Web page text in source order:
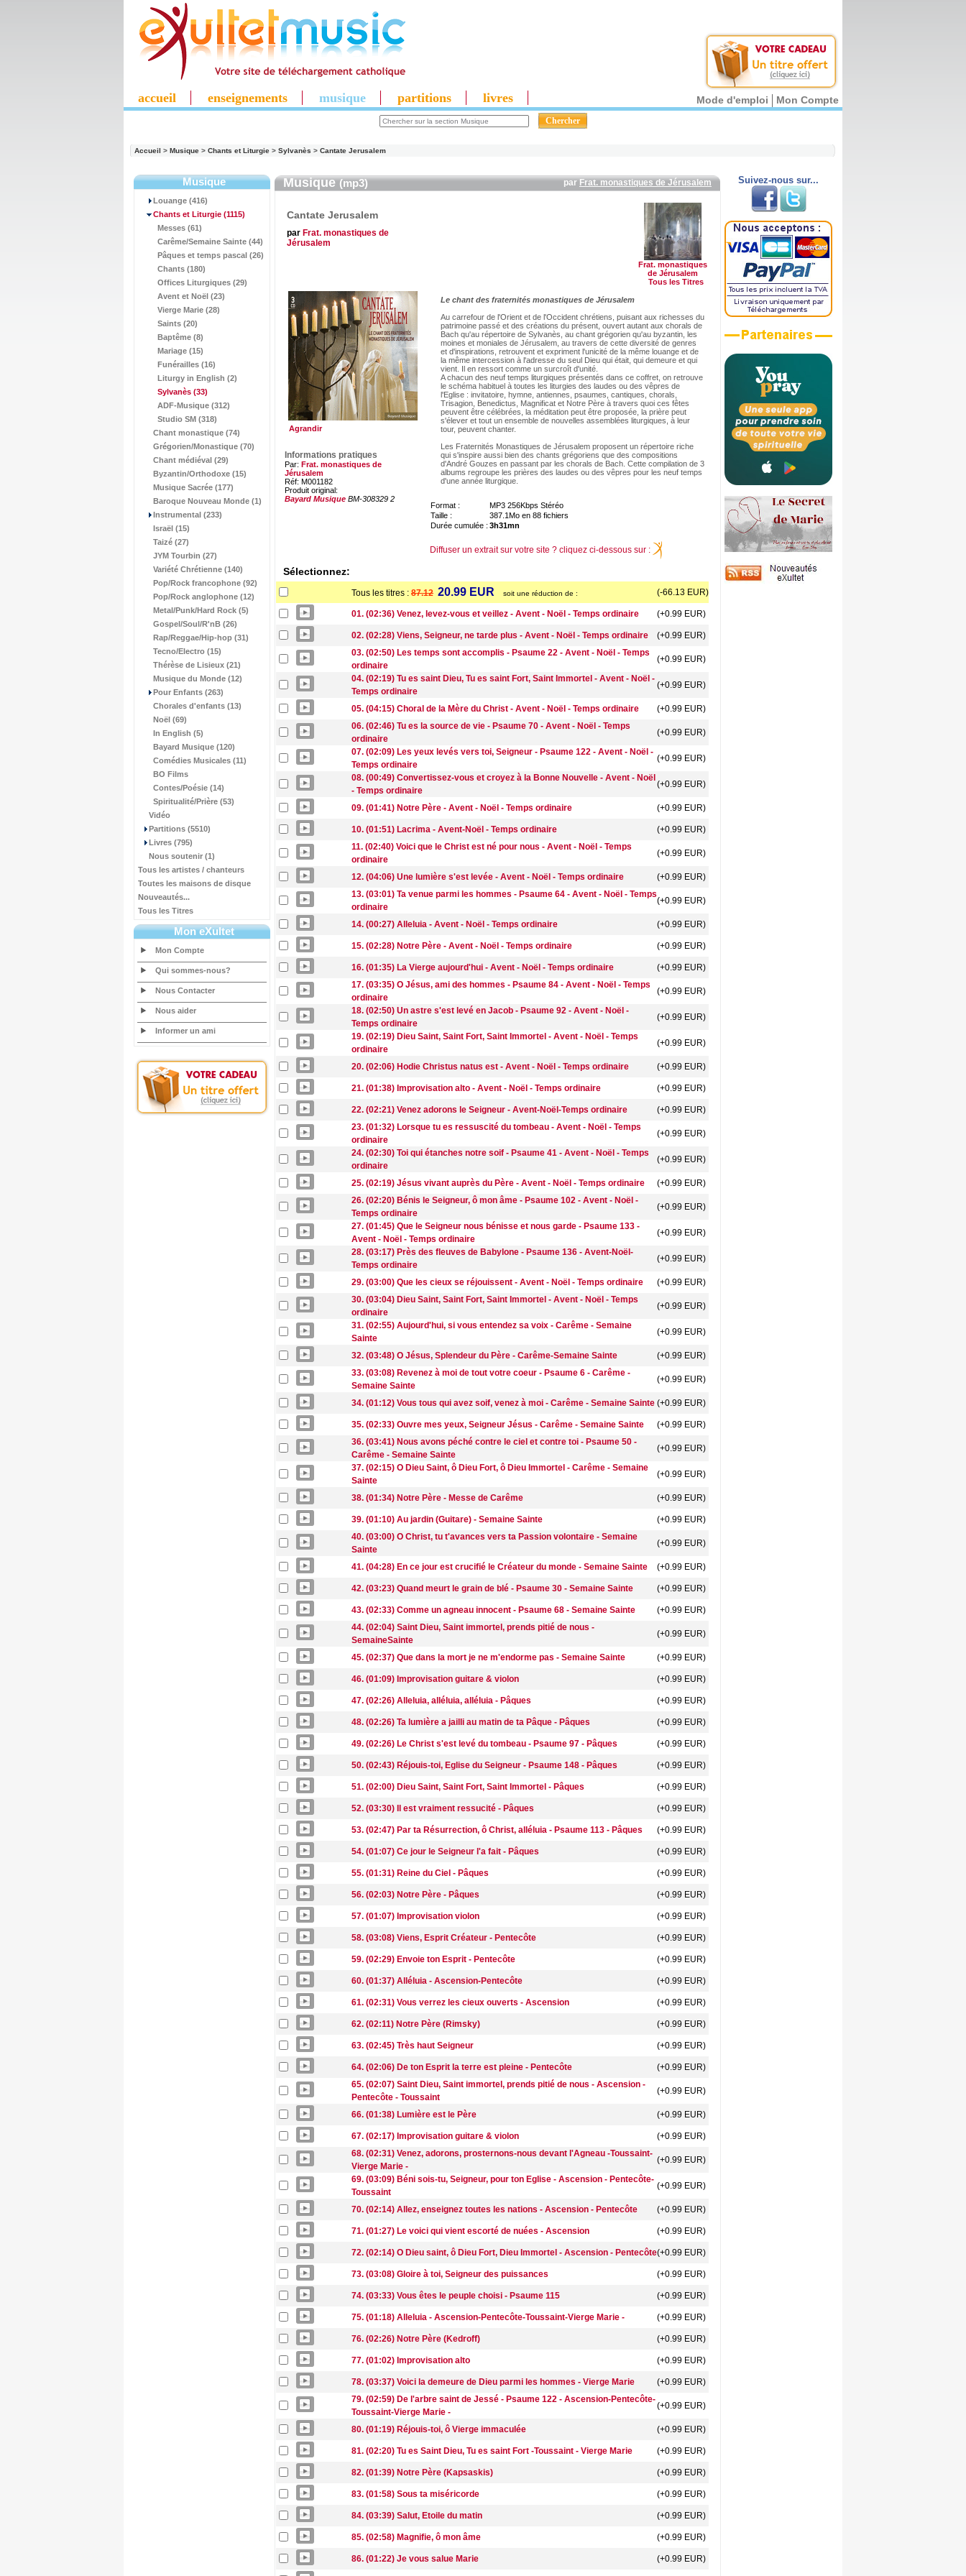
accueil enseignements musique partitions livres Mode d'emploi Mon Compte
Accueil > Musique > Chants et Liturgie > Sylvanès > Cantate Jerusalem
Musique
Louange (416)
Chants et Liturgie (1115)
Messes (61)
Carême/Semaine Sainte (44)
Pâques et temps pascal (26)
Chants (180)
Offices Liturgiques (29)
Avent et Noël (23)
Vierge Marie (28)
Saints (20)
Baptême (8)
Mariage (15)
Funérailles (16)
Liturgy in English (2)
Sylvanès (33)
ADF-Musique (312)
Studio SM (318)
Chant monastique (74)
Grégorien/Monastique (70)
Chant médiéval (29)
Byzantin/Orthodoxe (15)
Musique Sacrée (177)
Baroque Nouveau Monde (1)
Instrumental (233)
Israël (15)
Taizé (27)
JYM Tourbin (27)
Variété Chrétienne (140)
Pop/Rock francophone (92)
Pop/Rock anglophone (12)
Metal/Punk/Hard Rock (5)
Gospel/Soul/R'nB (26)
Rap/Reggae/Hip-hop (31)
Tecno/Electro (15)
Thérèse de Lisieux (21)
Musique du Monde (12)
Pour Enfants (263)
Chorales d'enfants (13)
Noël (69)
In English (5)
Bayard Musique (120)
Comédies Musicales (11)
BO Films
Contes/Poésie (14)
Spiritualité/Prière (53)
Vidéo
Partitions (5510)
Livres (795)
Nous soutenir (1)
Tous les artistes / chanteurs
Toutes les maisons de disque
Nouveautés...
Tous les Titres
Mon eXultet
Mon Compte
Qui sommes-nous?
Nous Contacter
Nous aider
Informer un ami
Musique(mp3) par Frat. monastiques de Jérusalem
Cantate Jerusalem
par Frat. monastiques de
Jérusalem
Frat. monastiques
de Jérusalem
Tous les Titres
Agrandir
Informations pratiques
Par: Frat. monastiques de
Jérusalem
Réf: M001182
Produit original:
Bayard Musique BM-308329 2
Le chant des fraternités monastiques de Jérusalem
Au carrefour de l'Orient et de l'Occident chrétiens, puisant aux richesses du
patrimoine passé et des créations du présent, ouvert autant aux chorals de
Bach qu'au répertoire de Sylvanès, au chant grégorien qu'au byzantin, les
moines et moniales de Jérusalem, au travers de cette diversité de genres
et d'inspirations, retrouvent et expriment l'unicité de la même louange et de
la même intercession à l'adresse du seul Dieu qui était, qui demeure et qui
vient. Il en ressort comme un surcroît d'unité.
A chacun des neuf temps liturgiques présentés dans ce coffret, on retrouve
le schéma habituel à toutes les liturgies des laudes ou des vêpres de
l'Eglise : invitatoire, hymne, antiennes, psaumes, cantiques, chorals,
Trisagion, Benedictus, Magnificat et Notre Père à travers quoi ces fêtes
peuvent être célébrées, la méditation peut être proposée, la prière peut
s'élever et tout un ensemble de nouvelles assemblées liturgiques, à leur
tour, peuvent chanter.
Les Fraternités Monastiques de Jérusalem proposent un répertoire riche
qui s'inspire aussi bien des chants grégoriens que des compositions
d'André Gouzes en passant par les chorals de Bach. Cette compilation de 3
albums regroupe les prières des laudes ou des vêpres pour les neuf temps
d'une année liturgique.
Format :
MP3 256Kbps Stéréo
Taille :
387.1Mo en 88 fichiers
Durée cumulée : 3h31mn
Diffuser un extrait sur votre site ? cliquez ci-dessous sur :
Sélectionnez:
Tous les titres : 87.12 20.99 EUR soit une réduction de : (-66.13 EUR)
01. (02:36) Venez, levez-vous et veillez - Avent - Noël - Temps ordinaire (+0.99 EUR)
02. (02:28) Viens, Seigneur, ne tarde plus - Avent - Noël - Temps ordinaire
(+0.99 EUR)
03. (02:50) Les temps sont accomplis - Psaume 22 - Avent - Noël - Temps
ordinaire
(+0.99 EUR)
04. (02:19) Tu es saint Dieu, Tu es saint Fort, Saint Immortel - Avent - Noël -
Temps ordinaire
(+0.99 EUR)
05. (04:15) Choral de la Mère du Christ - Avent - Noël - Temps ordinaire
(+0.99 EUR)
06. (02:46) Tu es la source de vie - Psaume 70 - Avent - Noël - Temps
ordinaire
(+0.99 EUR)
07. (02:09) Les yeux levés vers toi, Seigneur - Psaume 122 - Avent - Noël -
Temps ordinaire
(+0.99 EUR)
08. (00:49) Convertissez-vous et croyez à la Bonne Nouvelle - Avent - Noël
- Temps ordinaire
(+0.99 EUR)
09. (01:41) Notre Père - Avent - Noël - Temps ordinaire (+0.99 EUR)
10. (01:51) Lacrima - Avent-Noël - Temps ordinaire
(+0.99 EUR)
11. (02:40) Voici que le Christ est né pour nous - Avent - Noël - Temps
ordinaire
(+0.99 EUR)
12. (04:06) Une lumière s'est levée - Avent - Noël - Temps ordinaire
(+0.99 EUR)
13. (03:01) Ta venue parmi les hommes - Psaume 64 - Avent - Noël - Temps
ordinaire
(+0.99 EUR)
14. (00:27) Alleluia - Avent - Noël - Temps ordinaire (+0.99 EUR)
15. (02:28) Notre Père - Avent - Noël - Temps ordinaire (+0.99 EUR)
16. (01:35) La Vierge aujourd'hui - Avent - Noël - Temps ordinaire
(+0.99 EUR)
17. (03:35) O Jésus, ami des hommes - Psaume 84 - Avent - Noël - Temps
ordinaire
(+0.99 EUR)
18. (02:50) Un astre s'est levé en Jacob - Psaume 92 - Avent - Noël -
Temps ordinaire
(+0.99 EUR)
19. (02:19) Dieu Saint, Saint Fort, Saint Immortel - Avent - Noël - Temps
ordinaire
(+0.99 EUR)
20. (02:06) Hodie Christus natus est - Avent - Noël - Temps ordinaire (+0.99 EUR)
21. (01:38) Improvisation alto - Avent - Noël - Temps ordinaire (+0.99 EUR)
22. (02:21) Venez adorons le Seigneur - Avent-Noël-Temps ordinaire
(+0.99 EUR)
23. (01:32) Lorsque tu es ressuscité du tombeau - Avent - Noël - Temps
ordinaire
(+0.99 EUR)
24. (02:30) Toi qui étanches notre soif - Psaume 41 - Avent - Noël - Temps
ordinaire
(+0.99 EUR)
25. (02:19) Jésus vivant auprès du Père - Avent - Noël - Temps ordinaire
(+0.99 EUR)
26. (02:20) Bénis le Seigneur, ô mon âme - Psaume 102 - Avent - Noël -
Temps ordinaire
(+0.99 EUR)
27. (01:45) Que le Seigneur nous bénisse et nous garde - Psaume 133 -
Avent - Noël - Temps ordinaire
(+0.99 EUR)
28. (03:17) Près des fleuves de Babylone - Psaume 136 - Avent-Noël-
Temps ordinaire
(+0.99 EUR)
29. (03:00) Que les cieux se réjouissent - Avent - Noël - Temps ordinaire
(+0.99 EUR)
30. (03:04) Dieu Saint, Saint Fort, Saint Immortel - Avent - Noël - Temps
ordinaire
(+0.99 EUR)
31. (02:55) Aujourd'hui, si vous entendez sa voix - Carême - Semaine
Sainte
(+0.99 EUR)
32. (03:48) O Jésus, Splendeur du Père - Carême-Semaine Sainte
(+0.99 EUR)
33. (03:08) Revenez à moi de tout votre coeur - Psaume 6 - Carême -
Semaine Sainte
(+0.99 EUR)
34. (01:12) Vous tous qui avez soif, venez à moi - Carême - Semaine Sainte (+0.99 EUR)
35. (02:33) Ouvre mes yeux, Seigneur Jésus - Carême - Semaine Sainte
(+0.99 EUR)
36. (03:41) Nous avons péché contre le ciel et contre toi - Psaume 50 -
Carême - Semaine Sainte
(+0.99 EUR)
37. (02:15) O Dieu Saint, ô Dieu Fort, ô Dieu Immortel - Carême - Semaine
Sainte
(+0.99 EUR)
38. (01:34) Notre Père - Messe de Carême (+0.99 EUR)
39. (01:10) Au jardin (Guitare) - Semaine Sainte
(+0.99 EUR)
40. (03:00) O Christ, tu t'avances vers ta Passion volontaire - Semaine
Sainte
(+0.99 EUR)
41. (04:28) En ce jour est crucifié le Créateur du monde - Semaine Sainte (+0.99 EUR)
42. (03:23) Quand meurt le grain de blé - Psaume 30 - Semaine Sainte (+0.99 EUR)
43. (02:33) Comme un agneau innocent - Psaume 68 - Semaine Sainte
(+0.99 EUR)
44. (02:04) Saint Dieu, Saint immortel, prends pitié de nous -
SemaineSainte
(+0.99 EUR)
45. (02:37) Que dans la mort je ne m'endorme pas - Semaine Sainte (+0.99 EUR)
46. (01:09) Improvisation guitare & violon (+0.99 EUR)
47. (02:26) Alleluia, alléluia, alléluia - Pâques (+0.99 EUR)
48. (02:26) Ta lumière a jailli au matin de ta Pâque - Pâques (+0.99 EUR)
49. (02:26) Le Christ s'est levé du tombeau - Psaume 97 - Pâques (+0.99 EUR)
50. (02:43) Réjouis-toi, Eglise du Seigneur - Psaume 148 - Pâques (+0.99 EUR)
51. (02:00) Dieu Saint, Saint Fort, Saint Immortel - Pâques (+0.99 EUR)
52. (03:30) Il est vraiment ressucité - Pâques (+0.99 EUR)
53. (02:47) Par ta Résurrection, ô Christ, alléluia - Psaume 113 - Pâques (+0.99 EUR)
54. (01:07) Ce jour le Seigneur l'a fait - Pâques (+0.99 EUR)
55. (01:31) Reine du Ciel - Pâques (+0.99 EUR)
56. (02:03) Notre Père - Pâques (+0.99 EUR)
57. (01:07) Improvisation violon (+0.99 EUR)
58. (03:08) Viens, Esprit Créateur - Pentecôte (+0.99 EUR)
59. (02:29) Envoie ton Esprit - Pentecôte (+0.99 EUR)
60. (01:37) Alléluia - Ascension-Pentecôte (+0.99 EUR)
61. (02:31) Vous verrez les cieux ouverts - Ascension (+0.99 EUR)
62. (02:11) Notre Père (Rimsky) (+0.99 EUR)
63. (02:45) Très haut Seigneur (+0.99 EUR)
64. (02:06) De ton Esprit la terre est pleine - Pentecôte
(+0.99 EUR)
65. (02:07) Saint Dieu, Saint immortel, prends pitié de nous - Ascension -
Pentecôte - Toussaint
(+0.99 EUR)
66. (01:38) Lumière est le Père (+0.99 EUR)
67. (02:17) Improvisation guitare & violon
(+0.99 EUR)
68. (02:31) Venez, adorons, prosternons-nous devant l'Agneau -Toussaint-
Vierge Marie -
(+0.99 EUR)
69. (03:09) Béni sois-tu, Seigneur, pour ton Eglise - Ascension - Pentecôte-
Toussaint
(+0.99 EUR)
70. (02:14) Allez, enseignez toutes les nations - Ascension - Pentecôte (+0.99 EUR)
71. (01:27) Le voici qui vient escorté de nuées - Ascension (+0.99 EUR)
72. (02:14) O Dieu saint, ô Dieu Fort, Dieu Immortel - Ascension - Pentecôte(+0.99 EUR)
73. (03:08) Gloire à toi, Seigneur des puissances (+0.99 EUR)
74. (03:33) Vous êtes le peuple choisi - Psaume 115 (+0.99 EUR)
75. (01:18) Alleluia - Ascension-Pentecôte-Toussaint-Vierge Marie - (+0.99 EUR)
76. (02:26) Notre Père (Kedroff) (+0.99 EUR)
77. (01:02) Improvisation alto (+0.99 EUR)
78. (03:37) Voici la demeure de Dieu parmi les hommes - Vierge Marie
(+0.99 EUR)
79. (02:59) De l'arbre saint de Jessé - Psaume 122 - Ascension-Pentecôte-
Toussaint-Vierge Marie -
(+0.99 EUR)
80. (01:19) Réjouis-toi, ô Vierge immaculée (+0.99 EUR)
81. (02:20) Tu es Saint Dieu, Tu es saint Fort -Toussaint - Vierge Marie (+0.99 EUR)
82. (01:39) Notre Père (Kapsaskis) (+0.99 EUR)
83. (01:58) Sous ta miséricorde (+0.99 EUR)
84. (03:39) Salut, Etoile du matin (+0.99 EUR)
85. (02:58) Magnifie, ô mon âme (+0.99 EUR)
86. (01:22) Je vous salue Marie (+0.99 EUR)
Suivez-nous sur...